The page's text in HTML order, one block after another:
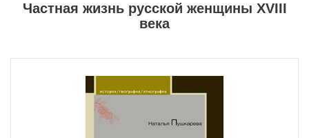
Частная жизнь русской женщины XVIII
века